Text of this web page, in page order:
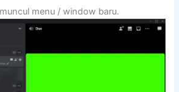
menu / window baru.